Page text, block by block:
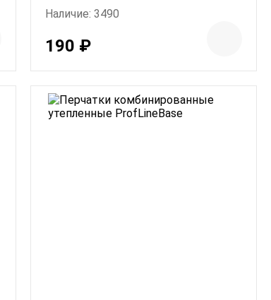
Наличие: 3490
190 ₽